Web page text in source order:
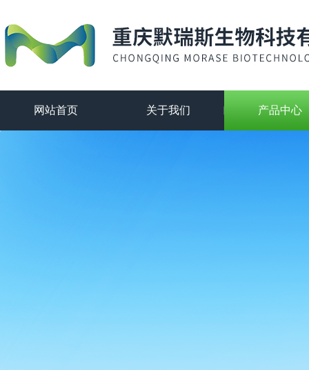
网站首页 关于我们 产品中心